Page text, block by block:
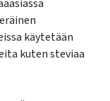
käytetään
kuten steviaa